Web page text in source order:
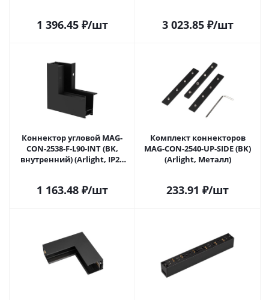
1 396.45₽/шт 3 023.85₽/шт
Коннектор угловой MAG-
CON-2538-F-L90-INT (BK,
внутренний) (Arlight, IP20
1 163.48₽/шт
Комплект коннекторов
MAG-CON-2540-UP-SIDE (BK)
(Arlight, Металл)
233.91 ₽/шт